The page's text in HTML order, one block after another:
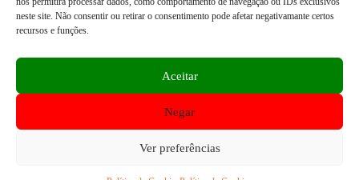
neste site. Não consentir ou retirar o consentimento pode afetar negativamante certos
recursos e funções.
Aceitar
Negar
Ver preferências
CETO Padel
Home
FAQ Contactos
Acessibilidade Web
Cookies e Privacidade